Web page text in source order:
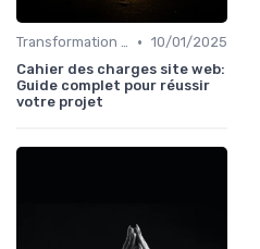
Transformation digitale des ventes • 10/01/2025
Cahier des charges site web:
Guide complet pour réussir
votre projet